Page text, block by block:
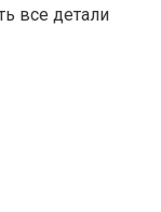
все детали